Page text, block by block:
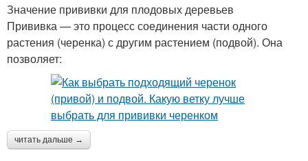
Значение прививки для плодовых деревьев
Прививка — это процесс соединения части одного
растения (черенка) с другим растением (подвой). Она
позволяет:
читать дальше →